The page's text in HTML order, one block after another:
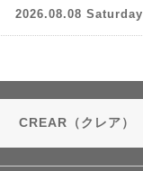
2026.08.08 Saturday
CREAR（クレア）